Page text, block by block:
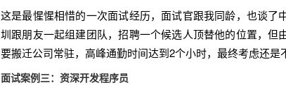
这是最惺惺相惜的一次面试经历，面试官跟我同龄，也谈了
圳跟朋友一起组建团队，招聘一个候选人顶替他的位置，但
要搬迁公司常驻，高峰通勤时间达到2个小时，最终考虑还是
面试案例三：资深开发程序员